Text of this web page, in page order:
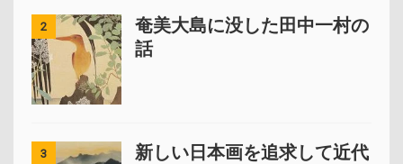
2
奄美大島に没した田中一村の
話
3
新しい日本画を追求して近代